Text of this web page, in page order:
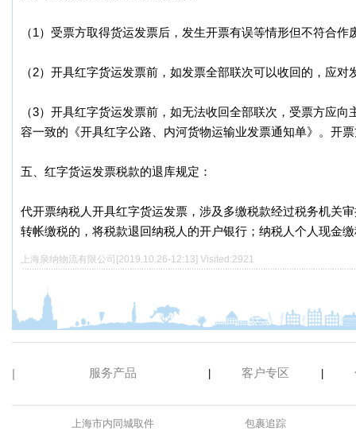
（1）受票方取得货运发票后，发生开票有误等情形但不符合
（2）开具红字货运发票前，如发票全部联次可以收回的，应
（3）开具红字货运发票前，如无法收回全部联次，受票方应
容一致的《开具红字公路、内河货物运输业发票通知单》。开
五、红字货运发票税款的退库规定：
代开票纳税人开具红字货运发票，涉及多缴税款经过税务机关
转帐缴税的，将税款退回纳税人的开户银行；纳税人个人现金
上海泉纳物流有限公司[2019.10.26-12:13] Visited:2921
| 服务产品 客户专区
上海市内同城取件
包裹追踪